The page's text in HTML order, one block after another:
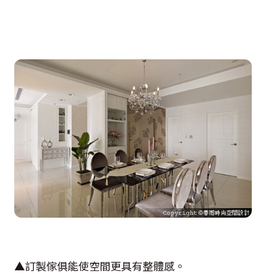
▲訂製傢俱能使空間更具有整體感。